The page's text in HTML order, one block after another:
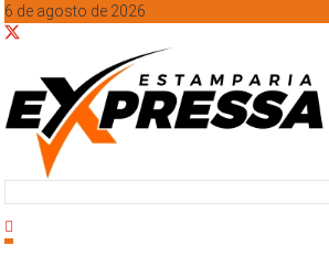
6 de agosto de 2026